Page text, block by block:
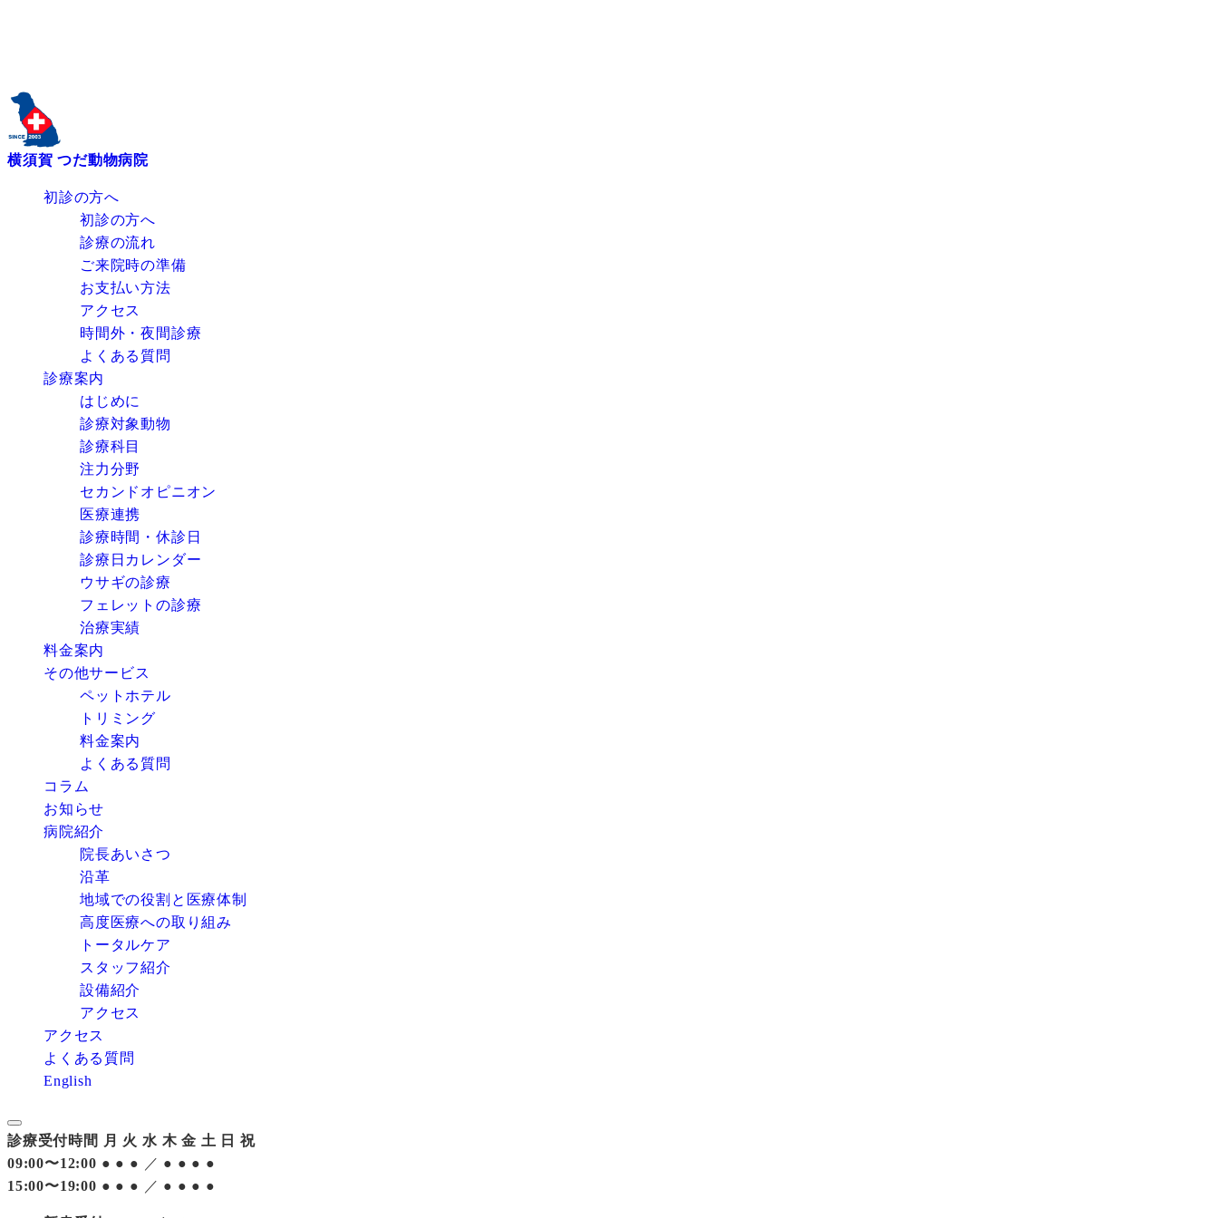
横須賀 つだ動物病院
初診の方へ
初診の方へ
診療の流れ
ご来院時の準備
お支払い方法
アクセス
時間外・夜間診療
よくある質問
診療案内
はじめに
診療対象動物
診療科目
注力分野
セカンドオピニオン
医療連携
診療時間・休診日
診療日カレンダー
ウサギの診療
フェレットの診療
治療実績
料金案内
その他サービス
ペットホテル
トリミング
料金案内
よくある質問
コラム
お知らせ
病院紹介
院長あいさつ
沿革
地域での役割と医療体制
高度医療への取り組み
トータルケア
スタッフ紹介
設備紹介
アクセス
アクセス
よくある質問
English
診療受付時間 月 火 水 木 金 土 日 祝
09:00〜12:00 ● ● ● ／ ● ● ● ●
15:00〜19:00 ● ● ● ／ ● ● ● ●